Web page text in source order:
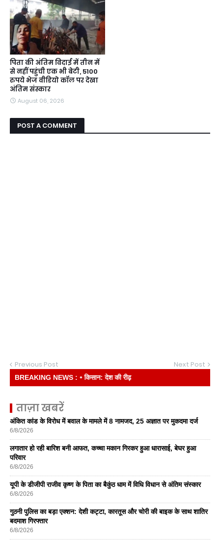
पिता की अंतिम विदाई में तीन में
से नहीं पहुंची एक भी बेटी, 5100
रुपये भेज वीडियो कॉल पर देखा
अंतिम संस्कार
August 06, 2026
POST A COMMENT
Previous Post Next Post
BREAKING NEWS :• किसान: देश की रीढ़
ताज़ा खबरें
अंकित कांड के विरोध में बवाल के मामले में 8 नामजद, 25 अज्ञात पर मुकदमा दर्ज
6/8/2026
लगातार हो रही बारिश बनी आफत, कच्चा मकान गिरकर हुआ धारासाई, बेघर हुआ
परिवार
6/8/2026
यूपी के डीजीपी राजीव कृष्ण के पिता का बैकुंठ धाम में विधि विधान से अंतिम संस्कार
6/8/2026
गुठनी पुलिस का बड़ा एक्शन: देशी कट्टा, कारतूस और चोरी की बाइक के साथ शातिर
बदमाश गिरफ्तार
6/8/2026